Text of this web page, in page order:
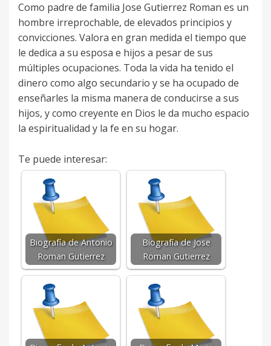
Como padre de familia Jose Gutierrez Roman es un
hombre irreprochable, de elevados principios y
convicciones. Valora en gran medida el tiempo que
le dedica a su esposa e hijos a pesar de sus
múltiples ocupaciones. Toda la vida ha tenido el
dinero como algo secundario y se ha ocupado de
enseñarles la misma manera de conducirse a sus
hijos, y como creyente en Dios le da mucho espacio
la espiritualidad y la fe en su hogar.
Te puede interesar:
Biografía de Antonio
Roman Gutierrez
Biografía de Jose
Roman Gutierrez